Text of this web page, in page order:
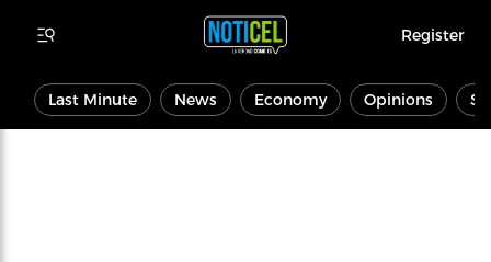
Register
Last Minute News Economy Opinions